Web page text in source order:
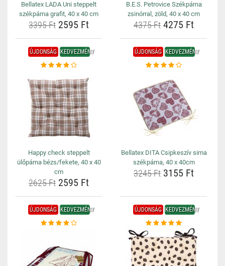
Bellatex LADA Uni steppelt
székpárna grafit, 40 x 40 cm
3395 Ft 2595 Ft
B.E.S. Petrovice Székpárna
zsinórral, zöld, 40 x 40 cm
4375 Ft 4275 Ft
ÚJDONSÁG KEDVEZMÉNY
Happy check steppelt
ülőpárna bézs/fekete, 40 x 40
cm
2625 Ft 2595 Ft
ÚJDONSÁG KEDVEZMÉNY
Bellatex DITA Csipkeszív sima
székpárna, 40 x 40cm
3245 Ft 3155 Ft
ÚJDONSÁG KEDVEZMÉNY ÚJDONSÁG KEDVEZMÉNY